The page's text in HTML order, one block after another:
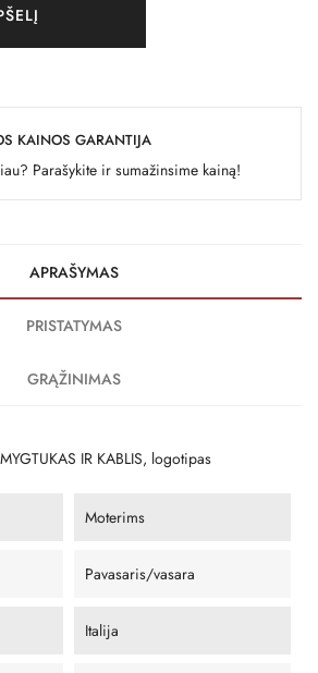
KAINOS GARANTIJA
Parašykite ir sumažinsime kainą!
APRAŠYMAS
PRISTATYMAS
GRĄŽINIMAS
IR KABLIS, logotipas
Moterims
Pavasaris/vasara
Italija